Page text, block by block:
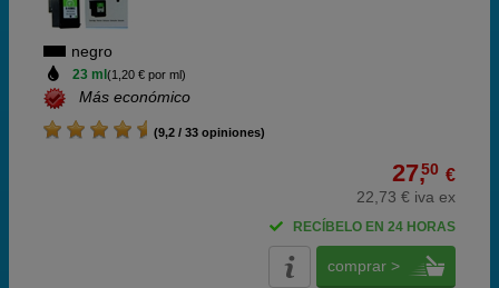
negro
23 ml (1,20 € por ml)
Más económico
(9,2 / 33 opiniones)
27,50 €
22,73 € iva ex
RECÍBELO EN 24 HORAS
comprar >